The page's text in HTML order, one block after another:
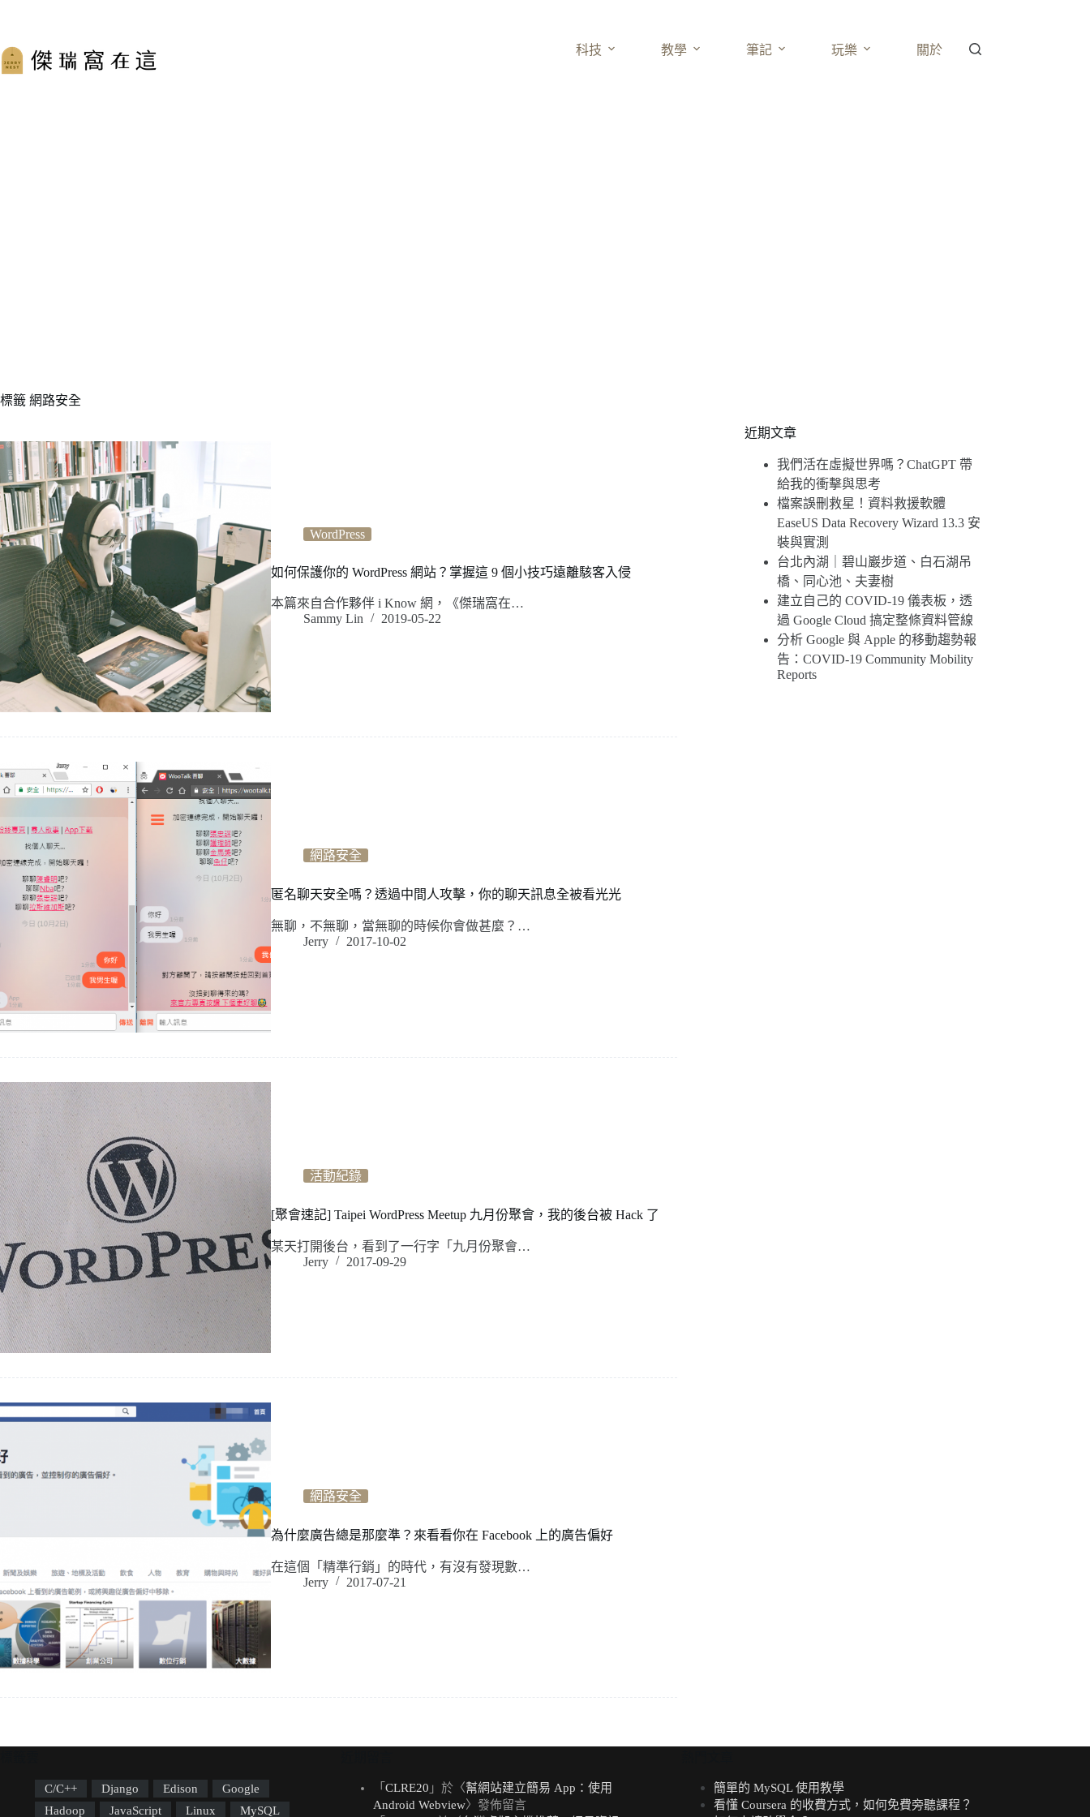
主
要
科技 教學 筆記 玩樂 關於
標籤 網路安全
WordPress
如何保護你的 WordPress 網站？掌握這 9 個小技巧遠離駭客入侵
本篇來自合作夥伴 i Know 網，《傑瑞窩在…
Sammy Lin
2019-05-22
網路安全
匿名聊天安全嗎？透過中間人攻擊，你的聊天訊息全被看光光
無聊，不無聊，當無聊的時候你會做甚麼？…
Jerry
2017-10-02
活動紀錄
[聚會速記] Taipei WordPress Meetup 九月份聚會，我的後台被 Hack 了
某天打開後台，看到了一行字「九月份聚會…
Jerry
2017-09-29
網路安全
為什麼廣告總是那麼準？來看看你在 Facebook 上的廣告偏好
在這個「精準行銷」的時代，有沒有發現數…
Jerry
2017-07-21
近期文章
我們活在虛擬世界嗎？ChatGPT 帶
給我的衝擊與思考
檔案誤刪救星！資料救援軟體
EaseUS Data Recovery Wizard 13.3 安
裝與實測
台北內湖｜碧山巖步道、白石湖吊
橋、同心池、夫妻樹
建立自己的 COVID-19 儀表板，透
過 Google Cloud 搞定整條資料管線
分析 Google 與 Apple 的移動趨勢報
告：COVID-19 Community Mobility
Reports
C/C++ Django Edison
Google
Hadoop
JavaScript Linux MySQL
「 CLRE20 」於〈幫網站建立簡易 App：使用
Android Webview〉發佈留言
簡單的 MySQL 使用教學
看懂 Coursera 的收費方式，如何免費旁聽課程？